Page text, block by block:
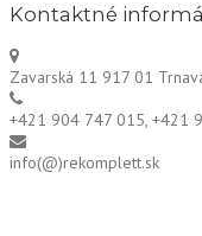
Kontaktné
Zavarská 11 917 01
+421 904 747 015, +421
info(@)rekomplett.sk